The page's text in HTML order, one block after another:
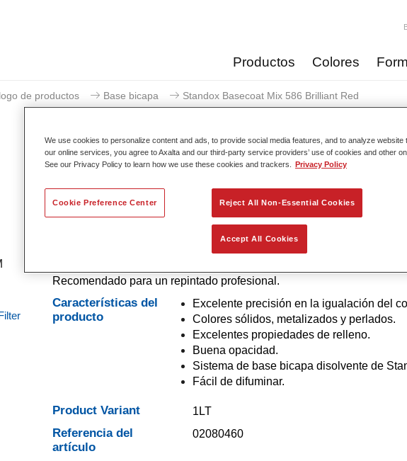
Productos Colores
de productos Base bicapa Standox Basecoat Mix 586 Brilliant Red
Standox Basecoat Mix
Recomendado para un repintado profesional.
Características del
producto
Excelente precisión en la igualación del
Colores sólidos, metalizados y perlados.
Excelentes propiedades de relleno.
Buena opacidad.
Sistema de base bicapa disolvente de
Fácil de difuminar.
Product Variant 1LT
Referencia del
artículo
02080460
We use cookies to personalize content and ads, to provide social media features, and to analyze website
our online services, you agree to Axalta and our third-party service providers’ use of cookies and other
See our Privacy Policy to learn how we use these cookies and trackers.
Privacy Policy
Reject All Non-Essential Cookies
Accept All Cookies
Cookie Preference Center